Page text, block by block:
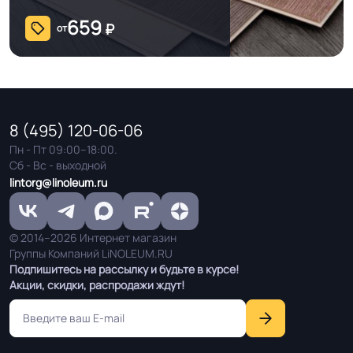
от659 ₽
Подпишитесь на рассылку и будьте в курсе!
Акции, скидки, распродажи ждут!
8 (495) 120-06-06
Пн - Пт 09:00–18:00.
Сб - Вс - выходной
lintorg@linoleum.ru
© 2014–2026 Интернет магазин
Группы Компаний LiNOLEUM.RU